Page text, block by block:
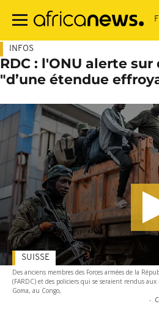
contenu
INFOS
RDC : l'ONU alerte
"d’une étendue
Des anciens membres des Forces armées de la
(FARDC) et des policiers qui se seraient rendus
Goma, au Congo,
-
SUISSE